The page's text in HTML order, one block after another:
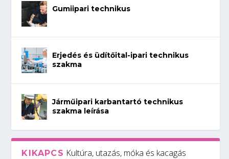
Gumiipari technikus
Erjedés és üdítőital-ipari technikus
szakma
Járműipari karbantartó technikus
szakma leírása
KIKAPCS Kultúra, utazás, móka és kacagás